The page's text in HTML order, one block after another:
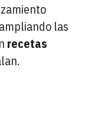
las
recetas